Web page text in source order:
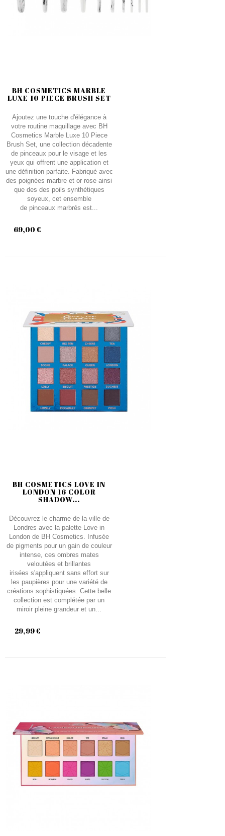
BH COSMETICS MARBLE
LUXE 10 PIECE BRUSH SET
Ajoutez une touche d'élégance à
votre routine maquillage avec BH
Cosmetics Marble Luxe 10 Piece
Brush Set, une collection décadente
de pinceaux pour le visage et les
yeux qui offrent une application et
une définition parfaite. Fabriqué avec
des poignées marbre et or rose ainsi
que des des poils synthétiques
soyeux, cet ensemble
de pinceaux marbrés est...
69,00 €
BH COSMETICS LOVE IN
LONDON 16 COLOR
SHADOW...
Découvrez le charme de la ville de
Londres avec la palette Love in
London de BH Cosmetics. Infusée
de pigments pour un gain de couleur
intense, ces ombres mates
veloutées et brillantes
irisées s'appliquent sans effort sur
les paupières pour une variété de
créations sophistiquées. Cette belle
collection est complétée par un
miroir pleine grandeur et un...
29,99 €